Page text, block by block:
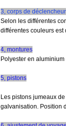
3, corps de déclencheur
Selon les différentes
différentes couleurs est
4, montures
Polyester en
5, pistons
Les pistons jumeaux
galvanisation. Position